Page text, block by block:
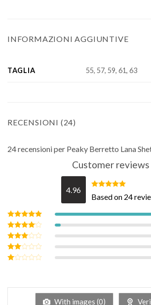
INFORMAZIONI AGGIUNTIVE
TAGLIA 55, 57, 59, 61, 63
RECENSIONI (24)
24 recensioni per Peaky Berretto Lana
Customer reviews
4.96
Valutato
4.96su 5
Based on 24
Valutato5
su 5
Valutato
4su 5
Valutato
3su 5
Valutato
5
With images (0)